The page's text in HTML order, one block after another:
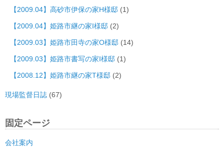
【2009.04】高砂市伊保の家H様邸 (1)
【2009.04】姫路市継の家I様邸 (2)
【2009.03】姫路市田寺の家O様邸 (14)
【2009.03】姫路市書写の家I様邸 (1)
【2008.12】姫路市継の家T様邸 (2)
現場監督日誌 (67)
固定ページ
会社案内